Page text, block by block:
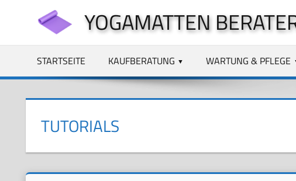
springen
YOGAMATTEN
STARTSEITE KAUFBERATUNG WARTUNG & PFLEGE
TUTORIALS